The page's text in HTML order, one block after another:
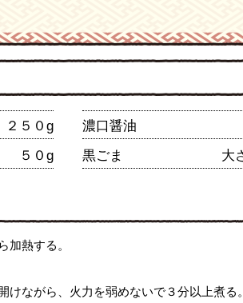
２５０g 濃口醤油
５０g 黒ごま
大
加熱する。
ながら、火力を弱めないで３分以上煮る。